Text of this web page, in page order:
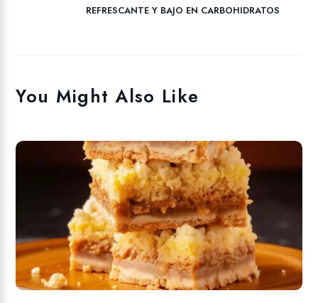
REFRESCANTE Y BAJO EN CARBOHIDRATOS
You Might Also Like